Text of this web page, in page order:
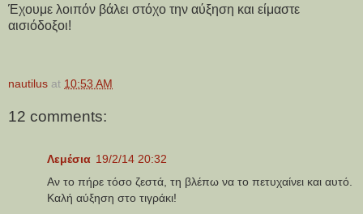
Έχουμε λοιπόν βάλει στόχο την αύξηση και είμαστε
αισιόδοξοι!
nautilus at 10:53 AM
12 comments:
Λεμέσια 19/2/14 20:32
Αν το πήρε τόσο ζεστά, τη βλέπω να το πετυχαίνει και αυτό.
Καλή αύξηση στο τιγράκι!